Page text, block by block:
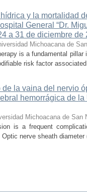
y la mortalidad
General “Dr.
a 31 de diciembre de
Michoacana de
is a fundamental
risk factor
la vaina del nervio
hemorrágica de
Michoacana de San
is a frequent
nerve sheath